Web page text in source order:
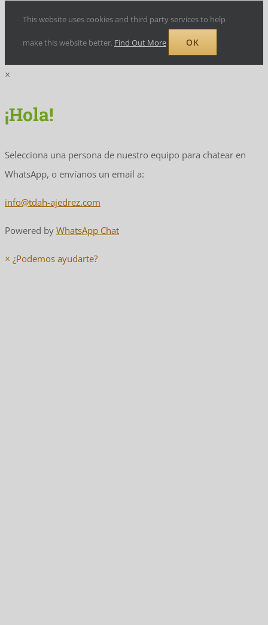
This website uses cookies and third party services to help
make this website better. Find Out More OK
×
¡Hola!
Selecciona una persona de nuestro equipo para chatear en
WhatsApp, o envíanos un email a:
info@tdah-ajedrez.com
Powered by WhatsApp Chat
× ¿Podemos ayudarte?